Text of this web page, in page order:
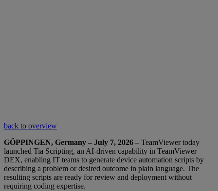
back to overview
GÖPPINGEN, Germany – July 7, 2026 – TeamViewer today
launched Tia Scripting, an AI-driven capability in TeamViewer
DEX, enabling IT teams to generate device automation scripts by
describing a problem or desired outcome in plain language. The
resulting scripts are ready for review and deployment without
requiring coding expertise.